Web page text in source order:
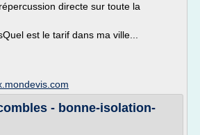
directe sur toute la
est le tarif dans ma ville...
- bonne-isolation-